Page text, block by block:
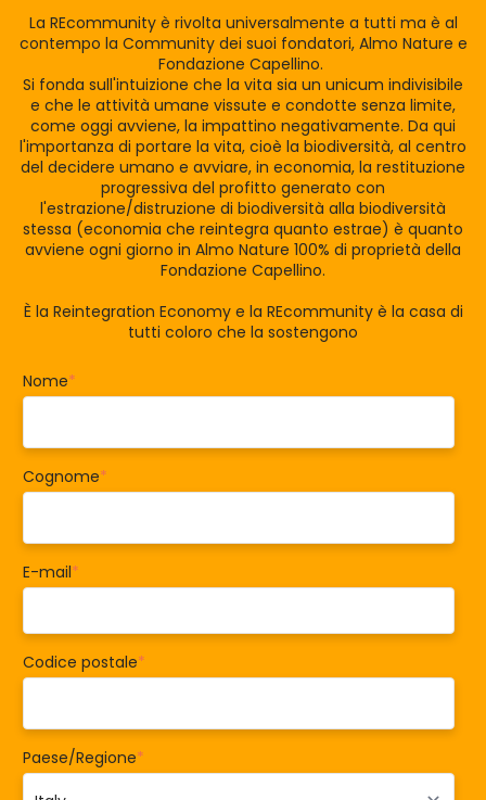
La REcommunity è rivolta universalmente a tutti ma è al
contempo la Community dei suoi fondatori, Almo Nature e
Fondazione Capellino.
Si fonda sull'intuizione che la vita sia un unicum indivisibile
e che le attività umane vissute e condotte senza limite,
come oggi avviene, la impattino negativamente. Da qui
l'importanza di portare la vita, cioè la biodiversità, al centro
del decidere umano e avviare, in economia, la restituzione
progressiva del profitto generato con
l'estrazione/distruzione di biodiversità alla biodiversità
stessa (economia che reintegra quanto estrae) è quanto
avviene ogni giorno in Almo Nature 100% di proprietà della
Fondazione Capellino.
È la Reintegration Economy e la REcommunity è la casa di
tutti coloro che la sostengono
Nome*
Cognome*
E-mail*
Codice postale*
Paese/Regione*